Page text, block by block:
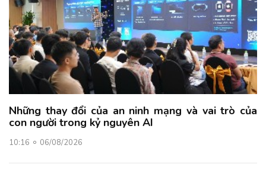
Những thay đổi của an ninh mạng và vai trò của
con người trong kỷ nguyên AI
10:16 06/08/2026